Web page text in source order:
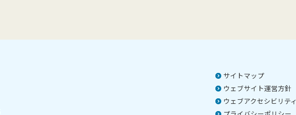
サイトマップ
ウェブサイト運営方針
ウェブアクセシビリティ